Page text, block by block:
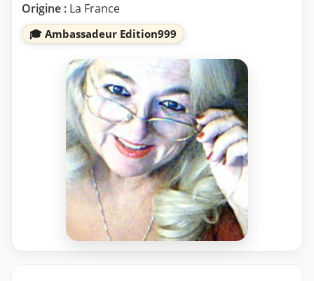
Origine : La France
🎓 Ambassadeur Edition999